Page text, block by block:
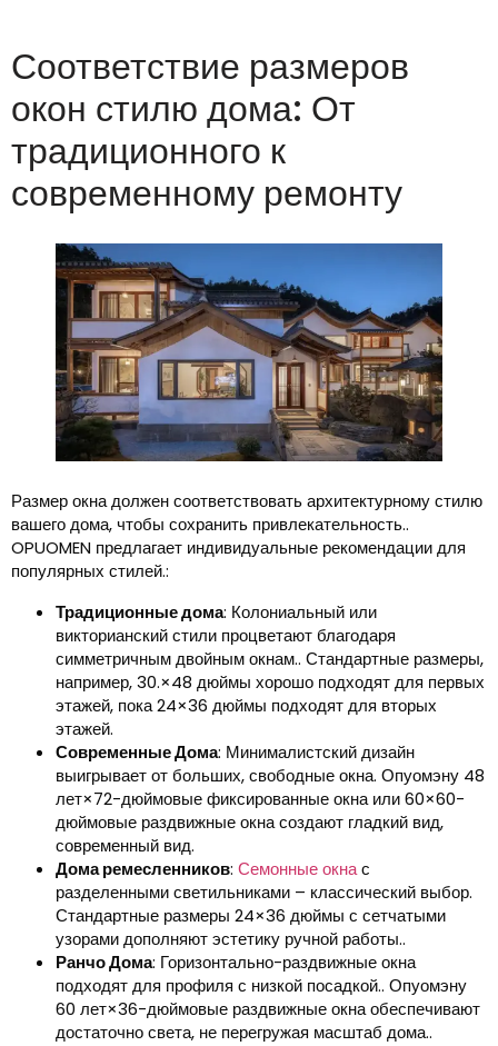
Соответствие размеров
окон стилю дома: От
традиционного к
современному ремонту
Размер окна должен соответствовать архитектурному стилю
вашего дома, чтобы сохранить привлекательность..
OPUOMEN предлагает индивидуальные рекомендации для
популярных стилей.:
Традиционные дома: Колониальный или
викторианский стили процветают благодаря
симметричным двойным окнам.. Стандартные размеры,
например, 30.×48 дюймы хорошо подходят для первых
этажей, пока 24×36 дюймы подходят для вторых
этажей.
Современные Дома: Минималистский дизайн
выигрывает от больших, свободные окна. Опуомэну 48
лет×72-дюймовые фиксированные окна или 60×60-
дюймовые раздвижные окна создают гладкий вид,
современный вид.
Дома ремесленников: Семонные окнас
разделенными светильниками – классический выбор.
Стандартные размеры 24×36 дюймы с сетчатыми
узорами дополняют эстетику ручной работы..
Ранчо Дома: Горизонтально-раздвижные окна
подходят для профиля с низкой посадкой.. Опуомэну
60 лет×36-дюймовые раздвижные окна обеспечивают
достаточно света, не перегружая масштаб дома..